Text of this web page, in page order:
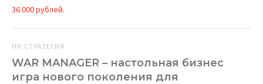
36 000 рублей.
HR-СТРАТЕГИЯ
WAR MANAGER – настольная бизнес
игра нового поколения для